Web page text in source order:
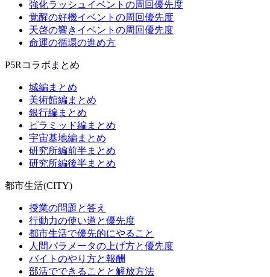
強化ラッシュイベントの周回優先度
覚醒の好機イベントの周回優先度
天啓の響きイベントの周回優先度
命運の循環の進め方
P5Rコラボまとめ
城編まとめ
美術館編まとめ
銀行編まとめ
ピラミッド編まとめ
宇宙基地編まとめ
研究所編前半まとめ
研究所編後半まとめ
都市生活(CITY)
授業の問題と答え
行動力の使い道と優先度
都市生活で優先的にやること
人間パラメータの上げ方と優先度
バイトのやり方と報酬
部活でできることと解放方法